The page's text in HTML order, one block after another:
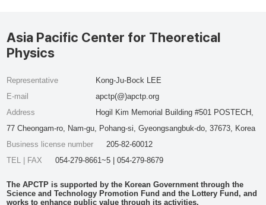
Asia Pacific Center for Theoretical
Physics
Representative
Kong-Ju-Bock LEE
E-mail
apctp(@)apctp.org
Address
Hogil Kim Memorial Building #501 POSTECH,
77 Cheongam-ro, Nam-gu, Pohang-si, Gyeongsangbuk-do, 37673, Korea
Business license number
205-82-60012
TEL | FAX
054-279-8661~5 | 054-279-8679
The APCTP is supported by the Korean Government through the
Science and Technology Promotion Fund and the Lottery Fund, and
works to enhance public value through its activities.